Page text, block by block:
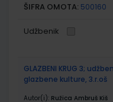
ŠIFRA OMOTA: 500160
Udžbenik
GLAZBENI KRUG 3;
glazbene kulture, 3.r.oš
Autor(i): Ružica Ambruš Kiš